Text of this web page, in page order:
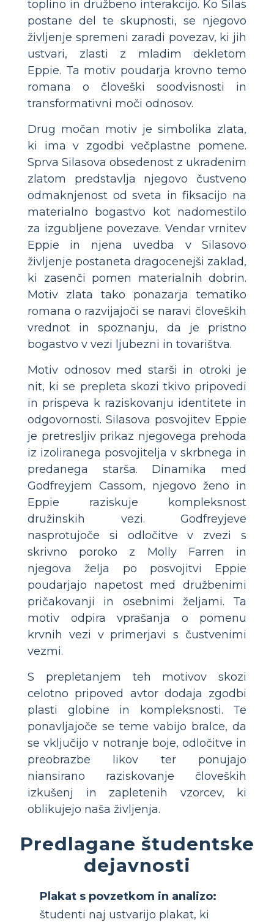
toplino in družbeno interakcijo. Ko Silas
postane del te skupnosti, se njegovo
življenje spremeni zaradi povezav, ki jih
ustvari, zlasti z mladim dekletom
Eppie. Ta motiv poudarja krovno temo
romana o človeški soodvisnosti in
transformativni moči odnosov.
Drug močan motiv je simbolika zlata,
ki ima v zgodbi večplastne pomene.
Sprva Silasova obsedenost z ukradenim
zlatom predstavlja njegovo čustveno
odmaknjenost od sveta in fiksacijo na
materialno bogastvo kot nadomestilo
za izgubljene povezave. Vendar vrnitev
Eppie in njena uvedba v Silasovo
življenje postaneta dragocenejši zaklad,
ki zasenči pomen materialnih dobrin.
Motiv zlata tako ponazarja tematiko
romana o razvijajoči se naravi človeških
vrednot in spoznanju, da je pristno
bogastvo v vezi ljubezni in tovarištva.
Motiv odnosov med starši in otroki je
nit, ki se prepleta skozi tkivo pripovedi
in prispeva k raziskovanju identitete in
odgovornosti. Silasova posvojitev Eppie
je pretresljiv prikaz njegovega prehoda
iz izoliranega posvojitelja v skrbnega in
predanega starša. Dinamika med
Godfreyjem Cassom, njegovo ženo in
Eppie raziskuje kompleksnost
družinskih vezi. Godfreyjeve
nasprotujoče si odločitve v zvezi s
skrivno poroko z Molly Farren in
njegova želja po posvojitvi Eppie
poudarjajo napetost med družbenimi
pričakovanji in osebnimi željami. Ta
motiv odpira vprašanja o pomenu
krvnih vezi v primerjavi s čustvenimi
vezmi.
S prepletanjem teh motivov skozi
celotno pripoved avtor dodaja zgodbi
plasti globine in kompleksnosti. Te
ponavljajoče se teme vabijo bralce, da
se vključijo v notranje boje, odločitve in
preobrazbe likov ter ponujajo
niansirano raziskovanje človeških
izkušenj in zapletenih vzorcev, ki
oblikujejo naša življenja.
Predlagane študentske
dejavnosti
Plakat s povzetkom in analizo:
študenti naj ustvarijo plakat, ki